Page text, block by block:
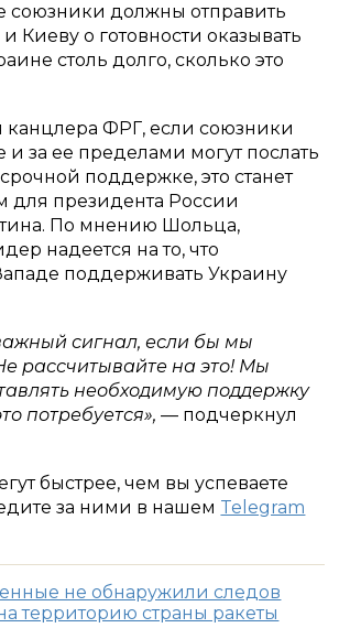
союзники должны отправить
Киеву о готовности оказывать
столь долго, сколько это
канцлера ФРГ, если союзники
и за ее пределами могут послать
поддержке, это станет
для президента России
По мнению Шольца,
надеется на то, что
поддерживать Украину
сигнал, если бы мы
рассчитывайте на это! Мы
необходимую поддержку
потребуется», — подчеркнул
быстрее, чем вы успеваете
за ними в нашем Telegram
не обнаружили следов
территорию страны ракеты